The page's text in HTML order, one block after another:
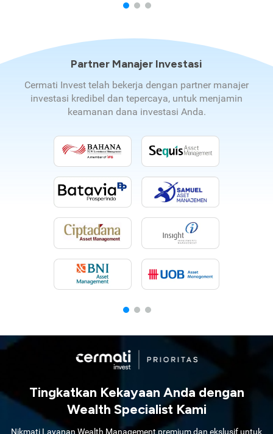
Partner Manajer Investasi
Cermati Invest telah bekerja dengan partner manajer
investasi kredibel dan tepercaya, untuk menjamin
keamanan dana investasi Anda.
Tingkatkan Kekayaan Anda dengan
Wealth Specialist Kami
Nikmati Layanan Wealth Management premium dan ekslusif untuk